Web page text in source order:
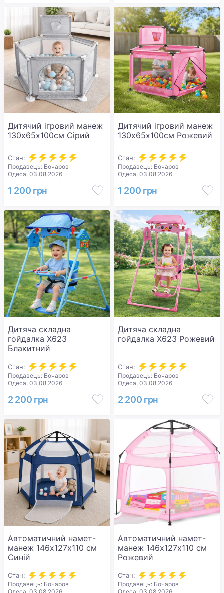
Дитячий ігровий манеж
130х65х100см Сірий
Стан:
Продавець: Бочаров
Одеса, 03.08.2026
1 200 грн
Дитячий ігровий манеж
130х65х100см Рожевий
Стан:
Продавець: Бочаров
Одеса, 03.08.2026
1 200 грн
Дитяча складна
гойдалка X623
Блакитний
Стан:
Продавець: Бочаров
Одеса, 03.08.2026
2 200 грн
Дитяча складна
гойдалка X623 Рожевий
Стан:
Продавець: Бочаров
Одеса, 03.08.2026
2 200 грн
Автоматичний намет-
манеж 146х127х110 см
Синій
Стан:
Продавець: Бочаров
Автоматичний намет-
манеж 146х127х110 см
Рожевий
Стан:
Продавець: Бочаров